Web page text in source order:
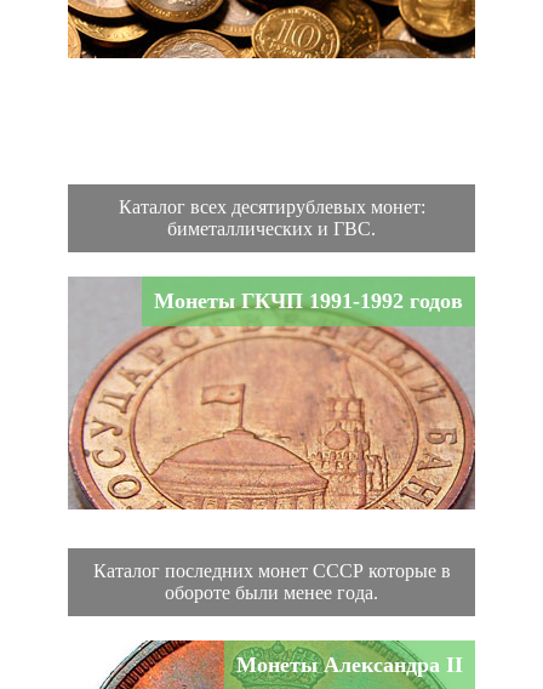
Каталог всех десятирублевых монет:
биметаллических и ГВС.
Монеты ГКЧП 1991-1992 годов
Каталог последних монет СССР которые в
обороте были менее года.
Монеты Александра II